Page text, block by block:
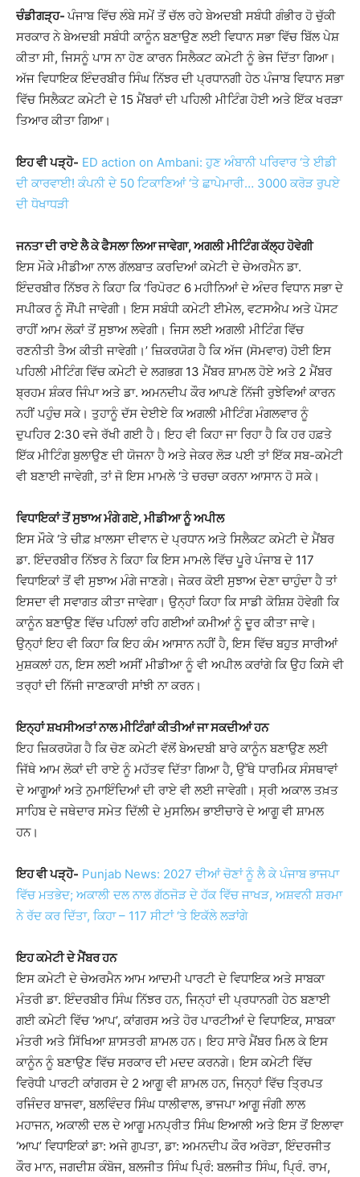
ਚੰਡੀਗੜ੍ਹ- ਪੰਜਾਬ ਵਿੱਚ ਲੰਬੇ ਸਮੇਂ ਤੋਂ ਚੱਲ ਰਹੇ ਬੇਅਦਬੀ ਸਬੰਧੀ ਗੰਭੀਰ ਹੋ ਚੁੱਕੀ
ਸਰਕਾਰ ਨੇ ਬੇਅਦਬੀ ਸਬੰਧੀ ਕਾਨੂੰਨ ਬਣਾਉਣ ਲਈ ਵਿਧਾਨ ਸਭਾ ਵਿੱਚ ਬਿੱਲ ਪੇਸ਼
ਕੀਤਾ ਸੀ, ਜਿਸਨੂੰ ਪਾਸ ਨਾ ਹੋਣ ਕਾਰਨ ਸਿਲੈਕਟ ਕਮੇਟੀ ਨੂੰ ਭੇਜ ਦਿੱਤਾ ਗਿਆ।
ਅੱਜ ਵਿਧਾਇਕ ਇੰਦਰਬੀਰ ਸਿੰਘ ਨਿੱਝਰ ਦੀ ਪ੍ਰਧਾਨਗੀ ਹੇਠ ਪੰਜਾਬ ਵਿਧਾਨ ਸਭਾ
ਵਿੱਚ ਸਿਲੈਕਟ ਕਮੇਟੀ ਦੇ 15 ਮੈਂਬਰਾਂ ਦੀ ਪਹਿਲੀ ਮੀਟਿੰਗ ਹੋਈ ਅਤੇ ਇੱਕ ਖਰੜਾ
ਤਿਆਰ ਕੀਤਾ ਗਿਆ।
ਇਹ ਵੀ ਪੜ੍ਹੋ- ED action on Ambani: ਹੁਣ ਅੰਬਾਨੀ ਪਰਿਵਾਰ ‘ਤੇ ਈਡੀ
ਦੀ ਕਾਰਵਾਈ! ਕੰਪਨੀ ਦੇ 50 ਟਿਕਾਣਿਆਂ ‘ਤੇ ਛਾਪੇਮਾਰੀ… 3000 ਕਰੋੜ ਰੁਪਏ
ਦੀ ਧੋਖਾਧੜੀ
ਜਨਤਾ ਦੀ ਰਾਏ ਲੈ ਕੇ ਫੈਸਲਾ ਲਿਆ ਜਾਵੇਗਾ, ਅਗਲੀ ਮੀਟਿੰਗ ਕੱਲ੍ਹ ਹੋਵੇਗੀ
ਇਸ ਮੌਕੇ ਮੀਡੀਆ ਨਾਲ ਗੱਲਬਾਤ ਕਰਦਿਆਂ ਕਮੇਟੀ ਦੇ ਚੇਅਰਮੈਨ ਡਾ.
ਇੰਦਰਬੀਰ ਨਿੱਝਰ ਨੇ ਕਿਹਾ ਕਿ ‘ਰਿਪੋਰਟ 6 ਮਹੀਨਿਆਂ ਦੇ ਅੰਦਰ ਵਿਧਾਨ ਸਭਾ ਦੇ
ਸਪੀਕਰ ਨੂੰ ਸੌਂਪੀ ਜਾਵੇਗੀ। ਇਸ ਸਬੰਧੀ ਕਮੇਟੀ ਈਮੇਲ, ਵਟਸਐਪ ਅਤੇ ਪੋਸਟ
ਰਾਹੀਂ ਆਮ ਲੋਕਾਂ ਤੋਂ ਸੁਝਾਅ ਲਵੇਗੀ। ਜਿਸ ਲਈ ਅਗਲੀ ਮੀਟਿੰਗ ਵਿੱਚ
ਰਣਨੀਤੀ ਤੈਅ ਕੀਤੀ ਜਾਵੇਗੀ।’ ਜ਼ਿਕਰਯੋਗ ਹੈ ਕਿ ਅੱਜ (ਸੋਮਵਾਰ) ਹੋਈ ਇਸ
ਪਹਿਲੀ ਮੀਟਿੰਗ ਵਿੱਚ ਕਮੇਟੀ ਦੇ ਲਗਭਗ 13 ਮੈਂਬਰ ਸ਼ਾਮਲ ਹੋਏ ਅਤੇ 2 ਮੈਂਬਰ
ਬ੍ਰਹਮ ਸ਼ੰਕਰ ਜਿੰਪਾ ਅਤੇ ਡਾ. ਅਮਨਦੀਪ ਕੌਰ ਆਪਣੇ ਨਿੱਜੀ ਰੁਝੇਵਿਆਂ ਕਾਰਨ
ਨਹੀਂ ਪਹੁੰਚ ਸਕੇ। ਤੁਹਾਨੂੰ ਦੱਸ ਦੇਈਏ ਕਿ ਅਗਲੀ ਮੀਟਿੰਗ ਮੰਗਲਵਾਰ ਨੂੰ
ਦੁਪਹਿਰ 2:30 ਵਜੇ ਰੱਖੀ ਗਈ ਹੈ। ਇਹ ਵੀ ਕਿਹਾ ਜਾ ਰਿਹਾ ਹੈ ਕਿ ਹਰ ਹਫ਼ਤੇ
ਇੱਕ ਮੀਟਿੰਗ ਬੁਲਾਉਣ ਦੀ ਯੋਜਨਾ ਹੈ ਅਤੇ ਜੇਕਰ ਲੋੜ ਪਈ ਤਾਂ ਇੱਕ ਸਬ-ਕਮੇਟੀ
ਵੀ ਬਣਾਈ ਜਾਵੇਗੀ, ਤਾਂ ਜੋ ਇਸ ਮਾਮਲੇ ‘ਤੇ ਚਰਚਾ ਕਰਨਾ ਆਸਾਨ ਹੋ ਸਕੇ।
ਵਿਧਾਇਕਾਂ ਤੋਂ ਸੁਝਾਅ ਮੰਗੇ ਗਏ, ਮੀਡੀਆ ਨੂੰ ਅਪੀਲ
ਇਸ ਮੌਕੇ ‘ਤੇ ਚੀਫ਼ ਖ਼ਾਲਸਾ ਦੀਵਾਨ ਦੇ ਪ੍ਰਧਾਨ ਅਤੇ ਸਿਲੈਕਟ ਕਮੇਟੀ ਦੇ ਮੈਂਬਰ
ਡਾ. ਇੰਦਰਬੀਰ ਨਿੱਝਰ ਨੇ ਕਿਹਾ ਕਿ ਇਸ ਮਾਮਲੇ ਵਿੱਚ ਪੂਰੇ ਪੰਜਾਬ ਦੇ 117
ਵਿਧਾਇਕਾਂ ਤੋਂ ਵੀ ਸੁਝਾਅ ਮੰਗੇ ਜਾਣਗੇ। ਜੇਕਰ ਕੋਈ ਸੁਝਾਅ ਦੇਣਾ ਚਾਹੁੰਦਾ ਹੈ ਤਾਂ
ਇਸਦਾ ਵੀ ਸਵਾਗਤ ਕੀਤਾ ਜਾਵੇਗਾ। ਉਨ੍ਹਾਂ ਕਿਹਾ ਕਿ ਸਾਡੀ ਕੋਸ਼ਿਸ਼ ਹੋਵੇਗੀ ਕਿ
ਕਾਨੂੰਨ ਬਣਾਉਣ ਵਿੱਚ ਪਹਿਲਾਂ ਰਹਿ ਗਈਆਂ ਕਮੀਆਂ ਨੂੰ ਦੂਰ ਕੀਤਾ ਜਾਵੇ।
ਉਨ੍ਹਾਂ ਇਹ ਵੀ ਕਿਹਾ ਕਿ ਇਹ ਕੰਮ ਆਸਾਨ ਨਹੀਂ ਹੈ, ਇਸ ਵਿੱਚ ਬਹੁਤ ਸਾਰੀਆਂ
ਮੁਸ਼ਕਲਾਂ ਹਨ, ਇਸ ਲਈ ਅਸੀਂ ਮੀਡੀਆ ਨੂੰ ਵੀ ਅਪੀਲ ਕਰਾਂਗੇ ਕਿ ਉਹ ਕਿਸੇ ਵੀ
ਤਰ੍ਹਾਂ ਦੀ ਨਿੱਜੀ ਜਾਣਕਾਰੀ ਸਾਂਝੀ ਨਾ ਕਰਨ।
ਇਨ੍ਹਾਂ ਸ਼ਖਸੀਅਤਾਂ ਨਾਲ ਮੀਟਿੰਗਾਂ ਕੀਤੀਆਂ ਜਾ ਸਕਦੀਆਂ ਹਨ
ਇਹ ਜ਼ਿਕਰਯੋਗ ਹੈ ਕਿ ਚੋਣ ਕਮੇਟੀ ਵੱਲੋਂ ਬੇਅਦਬੀ ਬਾਰੇ ਕਾਨੂੰਨ ਬਣਾਉਣ ਲਈ
ਜਿੱਥੇ ਆਮ ਲੋਕਾਂ ਦੀ ਰਾਏ ਨੂੰ ਮਹੱਤਵ ਦਿੱਤਾ ਗਿਆ ਹੈ, ਉੱਥੇ ਧਾਰਮਿਕ ਸੰਸਥਾਵਾਂ
ਦੇ ਆਗੂਆਂ ਅਤੇ ਨੁਮਾਇੰਦਿਆਂ ਦੀ ਰਾਏ ਵੀ ਲਈ ਜਾਵੇਗੀ। ਸ੍ਰੀ ਅਕਾਲ ਤਖ਼ਤ
ਸਾਹਿਬ ਦੇ ਜਥੇਦਾਰ ਸਮੇਤ ਦਿੱਲੀ ਦੇ ਮੁਸਲਿਮ ਭਾਈਚਾਰੇ ਦੇ ਆਗੂ ਵੀ ਸ਼ਾਮਲ
ਹਨ।
ਇਹ ਵੀ ਪੜ੍ਹੋ- Punjab News: 2027 ਦੀਆਂ ਚੋਣਾਂ ਨੂੰ ਲੈ ਕੇ ਪੰਜਾਬ ਭਾਜਪਾ
ਵਿੱਚ ਮਤਭੇਦ; ਅਕਾਲੀ ਦਲ ਨਾਲ ਗੱਠਜੋੜ ਦੇ ਹੱਕ ਵਿੱਚ ਜਾਖੜ, ਅਸ਼ਵਨੀ ਸ਼ਰਮਾ
ਨੇ ਰੱਦ ਕਰ ਦਿੱਤਾ, ਕਿਹਾ – 117 ਸੀਟਾਂ ‘ਤੇ ਇਕੱਲੇ ਲੜਾਂਗੇ
ਇਹ ਕਮੇਟੀ ਦੇ ਮੈਂਬਰ ਹਨ
ਇਸ ਕਮੇਟੀ ਦੇ ਚੇਅਰਮੈਨ ਆਮ ਆਦਮੀ ਪਾਰਟੀ ਦੇ ਵਿਧਾਇਕ ਅਤੇ ਸਾਬਕਾ
ਮੰਤਰੀ ਡਾ. ਇੰਦਰਬੀਰ ਸਿੰਘ ਨਿੱਝਰ ਹਨ, ਜਿਨ੍ਹਾਂ ਦੀ ਪ੍ਰਧਾਨਗੀ ਹੇਠ ਬਣਾਈ
ਗਈ ਕਮੇਟੀ ਵਿੱਚ ‘ਆਪ’, ਕਾਂਗਰਸ ਅਤੇ ਹੋਰ ਪਾਰਟੀਆਂ ਦੇ ਵਿਧਾਇਕ, ਸਾਬਕਾ
ਮੰਤਰੀ ਅਤੇ ਸਿੱਖਿਆ ਸ਼ਾਸਤਰੀ ਸ਼ਾਮਲ ਹਨ। ਇਹ ਸਾਰੇ ਮੈਂਬਰ ਮਿਲ ਕੇ ਇਸ
ਕਾਨੂੰਨ ਨੂੰ ਬਣਾਉਣ ਵਿੱਚ ਸਰਕਾਰ ਦੀ ਮਦਦ ਕਰਨਗੇ। ਇਸ ਕਮੇਟੀ ਵਿੱਚ
ਵਿਰੋਧੀ ਪਾਰਟੀ ਕਾਂਗਰਸ ਦੇ 2 ਆਗੂ ਵੀ ਸ਼ਾਮਲ ਹਨ, ਜਿਨ੍ਹਾਂ ਵਿੱਚ ਤ੍ਰਿਪਤ
ਰਜਿੰਦਰ ਬਾਜਵਾ, ਬਲਵਿੰਦਰ ਸਿੰਘ ਧਾਲੀਵਾਲ, ਭਾਜਪਾ ਆਗੂ ਜੰਗੀ ਲਾਲ
ਮਹਾਜਨ, ਅਕਾਲੀ ਦਲ ਦੇ ਆਗੂ ਮਨਪ੍ਰੀਤ ਸਿੰਘ ਇਆਲੀ ਅਤੇ ਇਸ ਤੋਂ ਇਲਾਵਾ
‘ਆਪ’ ਵਿਧਾਇਕਾਂ ਡਾ: ਅਜੇ ਗੁਪਤਾ, ਡਾ: ਅਮਨਦੀਪ ਕੌਰ ਅਰੋੜਾ, ਇੰਦਰਜੀਤ
ਕੌਰ ਮਾਨ, ਜਗਦੀਸ਼ ਕੰਬੋਜ, ਬਲਜੀਤ ਸਿੰਘ ਪ੍ਰਿੰ: ਬਲਜੀਤ ਸਿੰਘ, ਪ੍ਰਿੰ. ਰਾਮ,